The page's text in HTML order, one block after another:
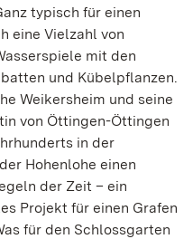
typisch für einen
eine Vielzahl von
mit den
und Kübelpflanzen.
Weikersheim und seine
von Öttingen-Öttingen
in der
Hohenlohe einen
der Zeit – ein
Projekt für einen Grafen
für den Schlossgarten